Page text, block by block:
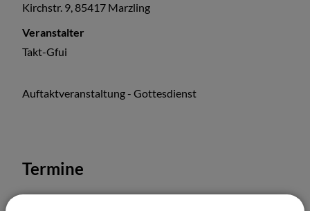
Auftaktveranstaltung - Gottesdienst
Termine
Kirchstr. 9, 85417 Marzling
Veranstalter
Takt-Gfui